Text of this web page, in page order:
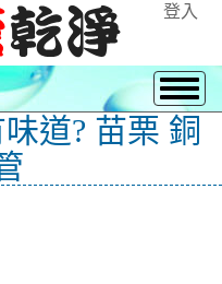
登入
道? 苗栗 銅